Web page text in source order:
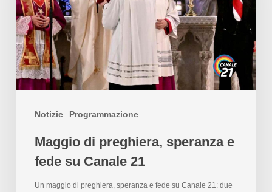
Notizie Programmazione
Maggio di preghiera, speranza e
fede su Canale 21
Un maggio di preghiera, speranza e fede su Canale 21: due